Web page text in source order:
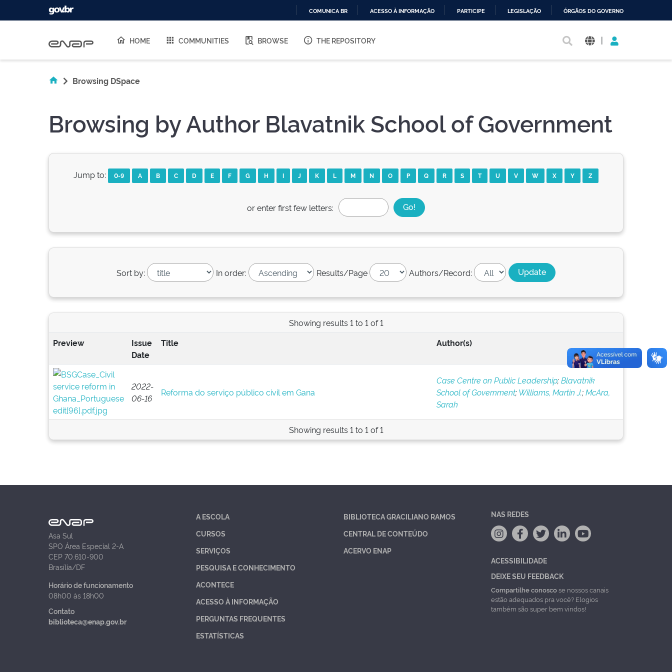
O
COMUNICA BR ACESSO À INFORMAÇÃO PARTICIPE LEGISLAÇÃO ÓRGÃOS DO GOVERNO
HOME COMMUNITIES BROWSE THE REPOSITORY |
Browsing DSpace
Browsing by Author Blavatnik School of Government
Jump to: 0-9 A B C D E F G H I J K L M N O P Q R S T U V W X Y Z
or enter first few letters:
Sort by: In order: Results/Page Authors/Record:
Showing results 1 to 1 of 1
Preview
Issue
Date
Title Author(s)
2022-
06-16
Reforma do serviço público civil em Gana
Case Centre on Public Leadership;Blavatnik
School of Government;Williams, Martin J.;McAra,
Sarah
Showing results 1 to 1 of 1
Asa Sul
SPO Área Especial 2-A
CEP 70.610-900
Brasília/DF
Horário de funcionamento
08h00 às 18h00
Contato
biblioteca@enap.gov.br
A ESCOLA
CURSOS
SERVIÇOS
PESQUISA E CONHECIMENTO
ACONTECE
ACESSO À INFORMAÇÃO
PERGUNTAS FREQUENTES
ESTATÍSTICAS
BIBLIOTECA GRACILIANO RAMOS
CENTRAL DE CONTEÚDO
ACERVO ENAP
NAS REDES
ACESSIBILIDADE
DEIXE SEU FEEDBACK
Compartilhe conosco se nossos canais
estão adequados pra você? Elogios
também são super bem vindos!